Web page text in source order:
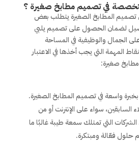
في تصميم مطابخ صغيرة ؟
تصميم المطابخ الصغيرة يتطلب بعض
لضمان الحصول على تصميم يلبي
الجمال والوظيفية في المساحة
المهمة التي يجب أخذها في الاعتبار
صغيرة:
واسعة في تصميم المطابخ الصغيرة.
السابقين، سواء على الإنترنت أو من
التي تمتلك سمعة طيبة غالبًا ما
حلول فعّالة ومبتكرة.